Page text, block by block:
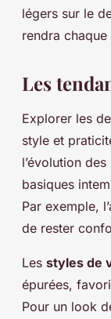
légers sur le
rendra
Les
Explorer les
style et
l’évolution
basiques
Par exemple,
de rester
Les styles de
épurées,
Pour un look